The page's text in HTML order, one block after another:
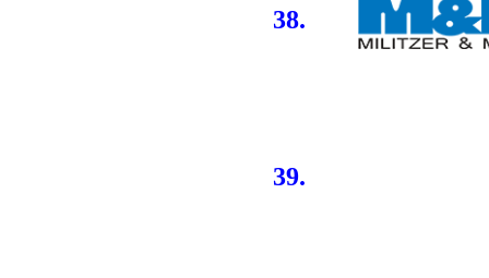
38.
39.